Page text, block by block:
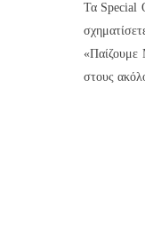
Τα Special
στους